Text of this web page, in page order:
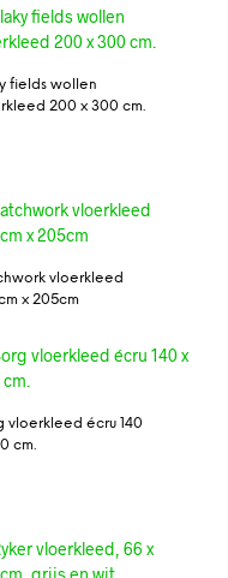
fields wollen
200 x 300 cm.
vloerkleed
x 205cm
vloerkleed écru 140
cm.